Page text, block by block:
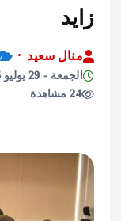
سعيد
محافظات
2025 - 4:02 مساءً